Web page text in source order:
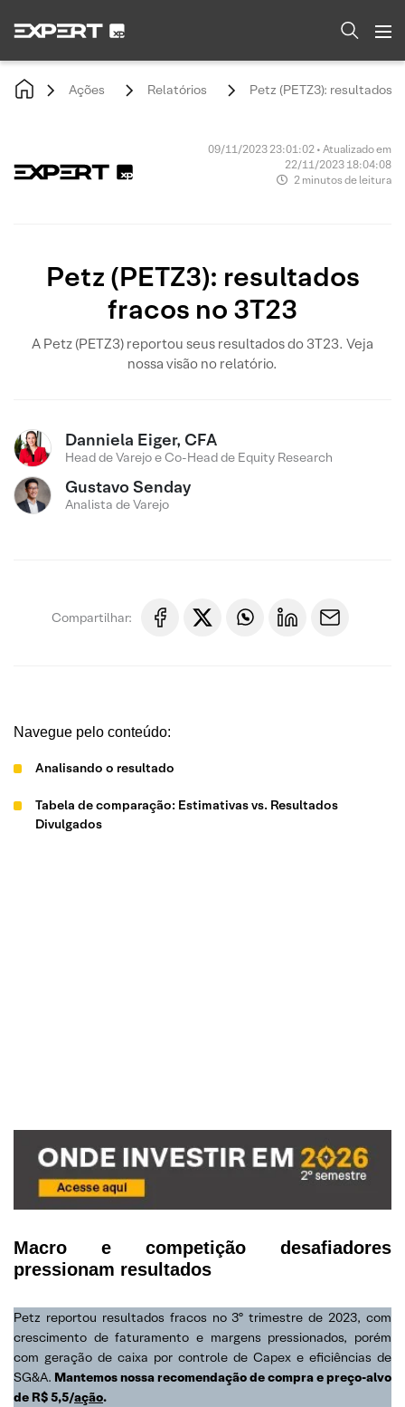
Ações Relatórios Petz (PETZ3): resultados
09/11/2023 23:01:02 • Atualizado em
22/11/2023 18:04:08
2 minutos de leitura
Petz (PETZ3): resultados
fracos no 3T23
A Petz (PETZ3) reportou seus resultados do 3T23. Veja
nossa visão no relatório.
Danniela Eiger, CFA
Head de Varejo e Co-Head de Equity Research
Gustavo Senday
Analista de Varejo
Compartilhar:
Navegue pelo conteúdo:
Analisando o resultado
Tabela de comparação: Estimativas vs. Resultados
Divulgados
Macro e competição desafiadores
pressionam resultados
Petz reportou resultados fracos no 3º trimestre de 2023, com
crescimento de faturamento e margens pressionados, porém
com geração de caixa por controle de Capex e eficiências de
SG&A. Mantemos nossa recomendação de compra e preço-alvo
de R$ 5,5/ação.